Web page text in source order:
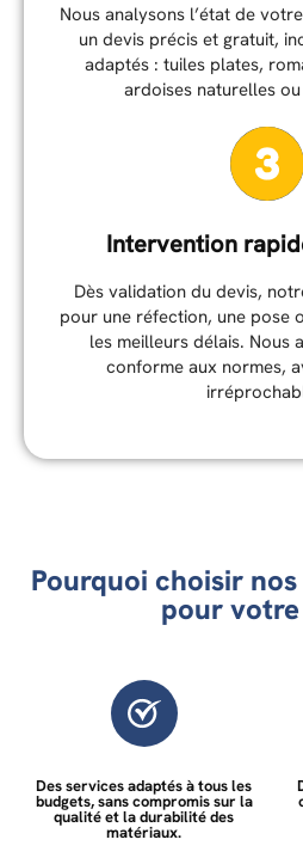
Nous analysons l’état de
un devis précis et gratuit,
adaptés : tuiles plates,
ardoises naturelles
Intervention
Dès validation du devis,
pour une réfection, une pose
les meilleurs délais. Nous
conforme aux normes,
Pourquoi choisir
pour
Des services adaptés à tous les
budgets, sans compromis sur la
qualité et la durabilité des
matériaux.